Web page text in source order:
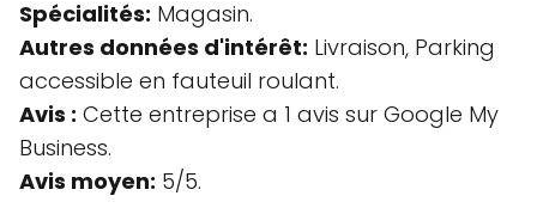
Spécialités: Magasin.
Autres données d'intérêt: Livraison, Parking
accessible en fauteuil roulant.
Avis : Cette entreprise a 1 avis sur Google My
Business.
Avis moyen: 5/5.